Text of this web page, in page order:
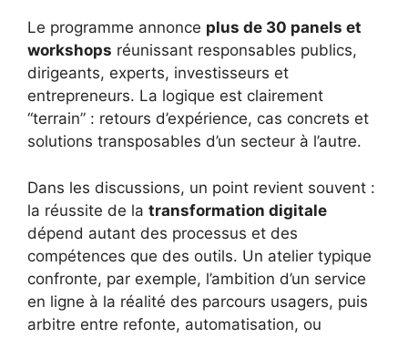
Le programme annonce plus de 30 panels et
workshops réunissant responsables publics,
dirigeants, experts, investisseurs et
entrepreneurs. La logique est clairement
“terrain” : retours d’expérience, cas concrets et
solutions transposables d’un secteur à l’autre.
Dans les discussions, un point revient souvent :
la réussite de la transformation digitale
dépend autant des processus et des
compétences que des outils. Un atelier typique
confronte, par exemple, l’ambition d’un service
en ligne à la réalité des parcours usagers, puis
arbitre entre refonte, automatisation, ou